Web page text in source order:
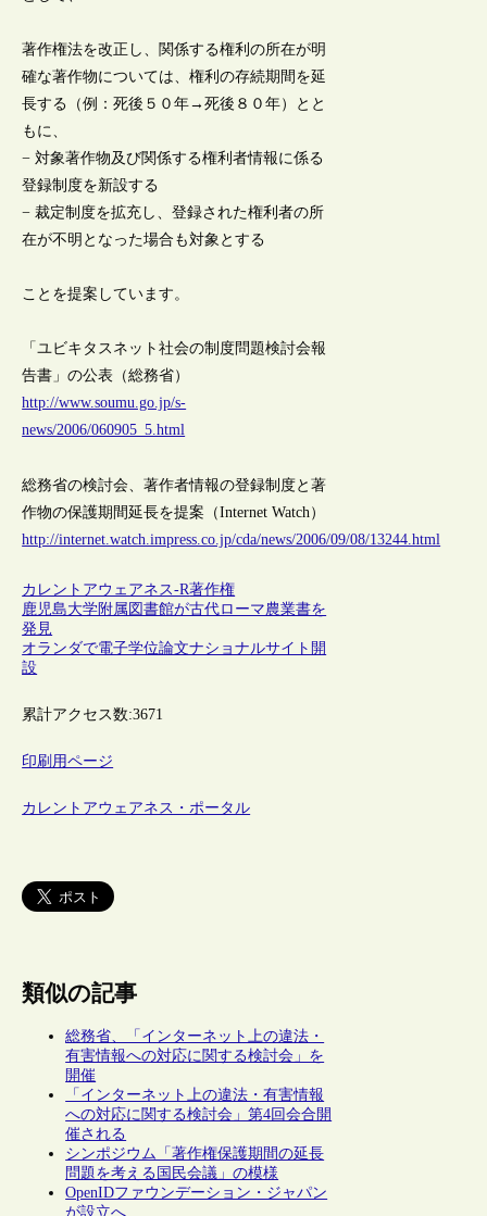
著作権法を改正し、関係する権利の所在が明
確な著作物については、権利の存続期間を延
長する（例：死後５０年→死後８０年）とと
もに、
− 対象著作物及び関係する権利者情報に係る
登録制度を新設する
− 裁定制度を拡充し、登録された権利者の所
在が不明となった場合も対象とする
ことを提案しています。
「ユビキタスネット社会の制度問題検討会報
告書」の公表（総務省）
http://www.soumu.go.jp/s-
news/2006/060905_5.html
総務省の検討会、著作者情報の登録制度と著
作物の保護期間延長を提案（Internet Watch）
http://internet.watch.impress.co.jp/cda/news/2006/09/08/13244.html
カレントアウェアネス-R著作権
鹿児島大学附属図書館が古代ローマ農業書を
発見
オランダで電子学位論文ナショナルサイト開
設
累計アクセス数:3671
印刷用ページ
カレントアウェアネス・ポータル
類似の記事
総務省、「インターネット上の違法・
有害情報への対応に関する検討会」を
開催
「インターネット上の違法・有害情報
への対応に関する検討会」第4回会合開
催される
シンポジウム「著作権保護期間の延長
問題を考える国民会議」の模様
OpenIDファウンデーション・ジャパン
が設立へ